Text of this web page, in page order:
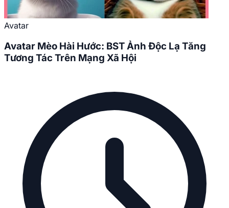
Avatar
Avatar Mèo Hài Hước: BST Ảnh Độc Lạ Tăng
Tương Tác Trên Mạng Xã Hội